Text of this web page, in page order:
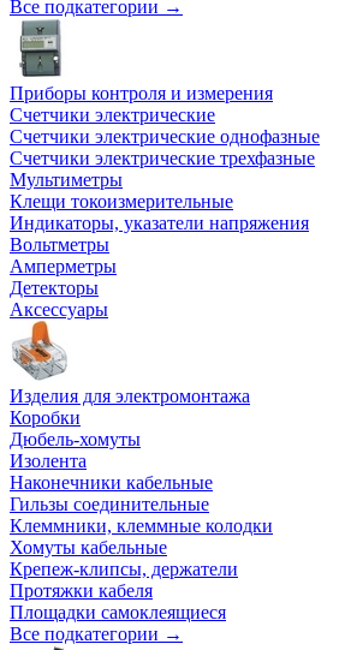
Все подкатегории →
Приборы контроля и измерения
Счетчики электрические
Счетчики электрические однофазные
Счетчики электрические трехфазные
Мультиметры
Клещи токоизмерительные
Индикаторы, указатели напряжения
Вольтметры
Амперметры
Детекторы
Аксессуары
Изделия для электромонтажа
Коробки
Дюбель-хомуты
Изолента
Наконечники кабельные
Гильзы соединительные
Клеммники, клеммные колодки
Хомуты кабельные
Крепеж-клипсы, держатели
Протяжки кабеля
Площадки самоклеящиеся
Все подкатегории →